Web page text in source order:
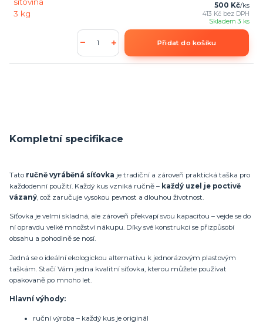
500 Kč/ks
413 Kč bez DPH
Skladem 3 ks
Přidat do košíku
Kompletní specifikace
Tato ručně vyráběná síťovka je tradiční a zároveň praktická taška pro
každodenní použití. Každý kus vzniká ručně – každý uzel je poctivě
vázaný , což zaručuje vysokou pevnost a dlouhou životnost.
Síťovka je velmi skladná, ale zároveň překvapí svou kapacitou – vejde se do
ní opravdu velké množství nákupu. Díky své konstrukci se přizpůsobí
obsahu a pohodlně se nosí.
Jedná se o ideální ekologickou alternativu k jednorázovým plastovým
taškám. Stačí Vám jedna kvalitní síťovka, kterou můžete používat
opakovaně po mnoho let.
Hlavní výhody:
ruční výroba – každý kus je originál